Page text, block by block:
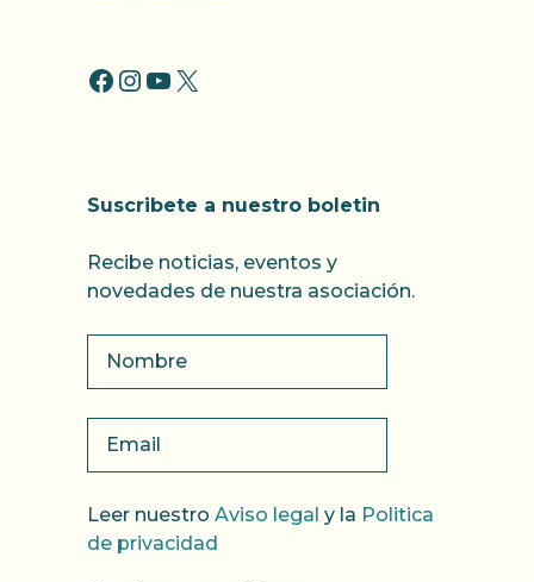
FACCEBOOK
INSTAGRAM
YOUTUBE
X
Suscribete a nuestro boletin
Recibe noticias, eventos y
novedades de nuestra asociación.
Leer nuestro Aviso legal y la Politica
de privacidad